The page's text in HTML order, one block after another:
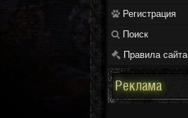
Регистрация
Поиск
Правила сайта
Реклама